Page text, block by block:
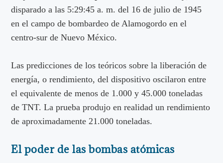
disparado a las 5:29:45 a. m. del 16 de julio de 1945
en el campo de bombardeo de Alamogordo en el
centro-sur de Nuevo México.
Las predicciones de los teóricos sobre la liberación de
energía, o rendimiento, del dispositivo oscilaron entre
el equivalente de menos de 1.000 y 45.000 toneladas
de TNT. La prueba produjo en realidad un rendimiento
de aproximadamente 21.000 toneladas.
El poder de las bombas atómicas